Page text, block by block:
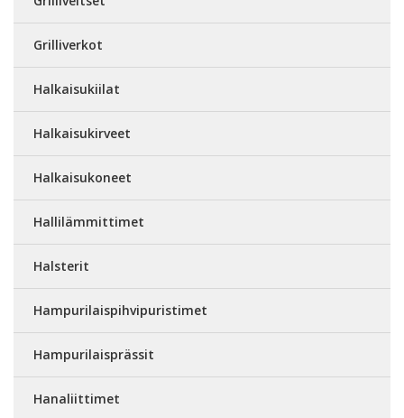
Grilliverkot
Halkaisukiilat
Halkaisukirveet
Halkaisukoneet
Hallilämmittimet
Halsterit
Hampurilaispihvipuristimet
Hampurilaisprässit
Hanaliittimet